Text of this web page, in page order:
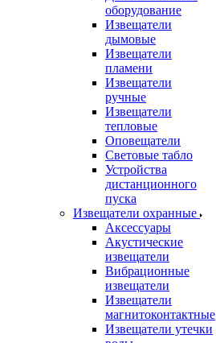
оборудование
Извещатели
дымовые
Извещатели
пламени
Извещатели
ручные
Извещатели
тепловые
Оповещатели
Световые табло
Устройства
дистанционного
пуска
Извещатели охранные
Аксессуары
Акустические
извещатели
Вибрационные
извещатели
Извещатели
магнитоконтактные
Извещатели утечки